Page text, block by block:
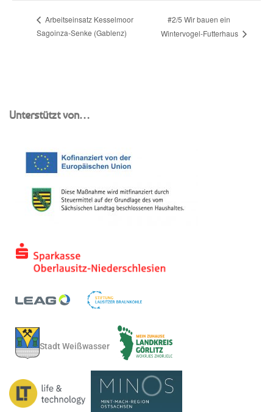
Arbeitseinsatz Kesselmoor
Sagoinza-Senke (Gablenz)
#2/5 Wir bauen ein
Wintervogel-Futterhaus
Unterstützt von…
Stadt Weißwasser